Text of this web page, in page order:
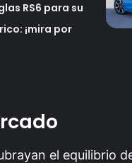
RS6 para su
¡mira por
el equilibrio